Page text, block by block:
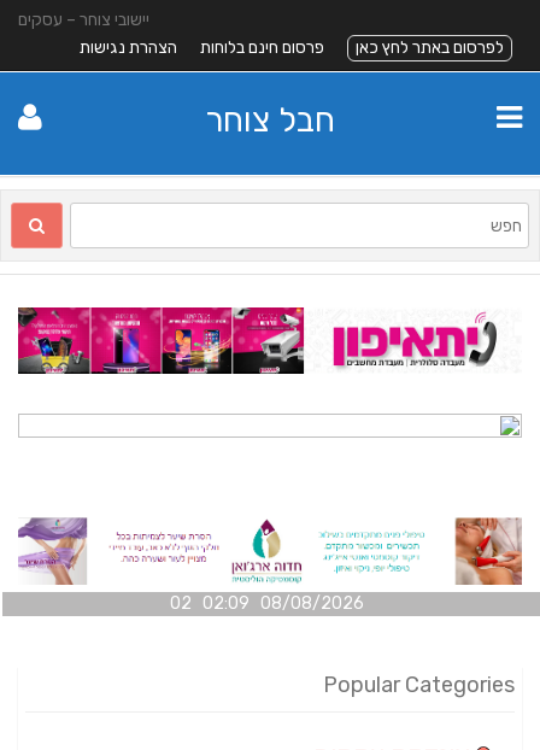
יישובי צוחר – עסקים
לפרסום באתר לחץ כאן
פרסום חינם בלוחות הצהרת נגישות
חבל צוחר
08/08/2026 02:09 02
Popular Categories